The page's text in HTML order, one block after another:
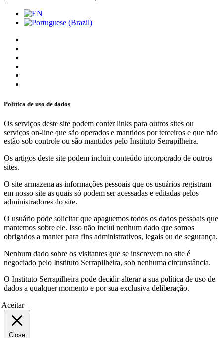
Política de uso de dados
Os serviços deste site podem conter links para outros sites ou
serviços on-line que são operados e mantidos por terceiros e que não
estão sob controle ou são mantidos pelo Instituto Serrapilheira.
Os artigos deste site podem incluir conteúdo incorporado de outros
sites.
O site armazena as informações pessoais que os usuários registram
em nosso site as quais só podem ser acessadas e editadas pelos
administradores do site.
O usuário pode solicitar que apaguemos todos os dados pessoais que
mantemos sobre ele. Isso não inclui nenhum dado que somos
obrigados a manter para fins administrativos, legais ou de segurança.
Nenhum dado sobre os visitantes que se inscrevem no site é
negociado pelo Instituto Serrapilheira, sob nenhuma circunstância.
O Instituto Serrapilheira pode decidir alterar a sua política de uso de
dados a qualquer momento e por sua exclusiva deliberação.
Aceitar
Close